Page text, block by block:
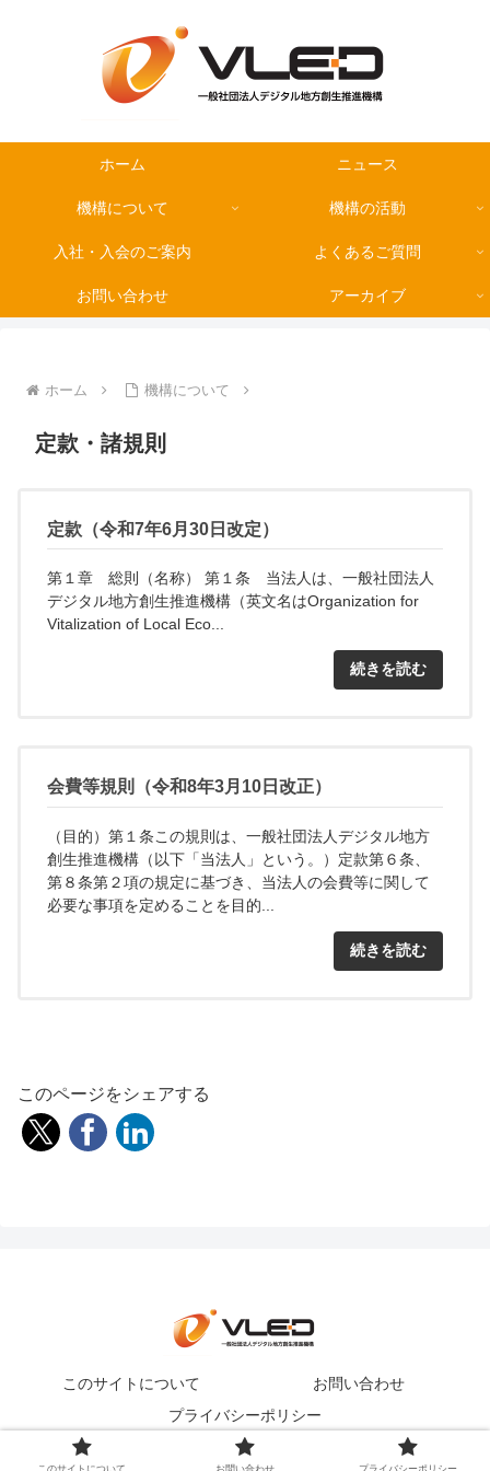
ホーム ニュース
機構について 機構の活動
入社・入会のご案内 よくあるご質問
お問い合わせ アーカイブ
ホーム 機構について
定款・諸規則
定款（令和7年6月30日改定）
第１章 総則（名称） 第１条 当法人は、一般社団法人
デジタル地方創生推進機構（英文名はOrganization for
Vitalization of Local Eco...
続きを読む
会費等規則（令和8年3月10日改正）
（目的）第１条この規則は、一般社団法人デジタル地方
創生推進機構（以下「当法人」という。）定款第６条、
第８条第２項の規定に基づき、当法人の会費等に関して
必要な事項を定めることを目的...
続きを読む
このページをシェアする
このサイトについて
お問い合わせ
プライバシーポリシー
Copyright © 一般社団法人デジタル地方創生推進機構
このサイトについて お問い合わせ プライバシーポリシー